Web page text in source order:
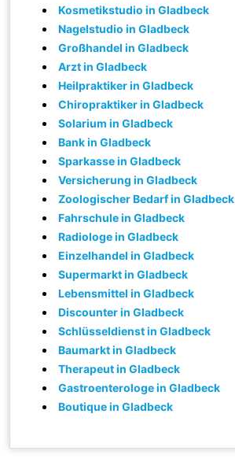
Kosmetikstudio in Gladbeck
Nagelstudio in Gladbeck
Großhandel in Gladbeck
Arzt in Gladbeck
Heilpraktiker in Gladbeck
Chiropraktiker in Gladbeck
Solarium in Gladbeck
Bank in Gladbeck
Sparkasse in Gladbeck
Versicherung in Gladbeck
Zoologischer Bedarf in Gladbeck
Fahrschule in Gladbeck
Radiologe in Gladbeck
Einzelhandel in Gladbeck
Supermarkt in Gladbeck
Lebensmittel in Gladbeck
Discounter in Gladbeck
Schlüsseldienst in Gladbeck
Baumarkt in Gladbeck
Therapeut in Gladbeck
Gastroenterologe in Gladbeck
Boutique in Gladbeck